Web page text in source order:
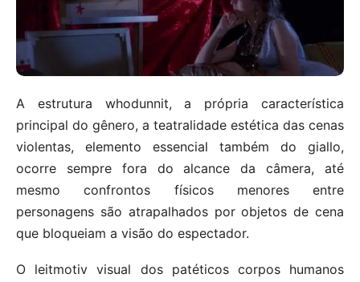
A estrutura whodunnit, a própria característica
principal do gênero, a teatralidade estética das cenas
violentas, elemento essencial também do giallo,
ocorre sempre fora do alcance da câmera, até
mesmo confrontos físicos menores entre
personagens são atrapalhados por objetos de cena
que bloqueiam a visão do espectador.
O leitmotiv visual dos patéticos corpos humanos